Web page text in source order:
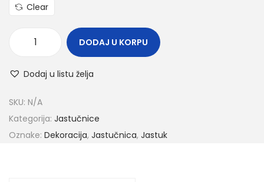
Clear
DODAJ U KORPU
Dodaj u listu želja
SKU: N/A
Kategorija: Jastučnice
Oznake: Dekoracija, Jastučnica, Jastuk